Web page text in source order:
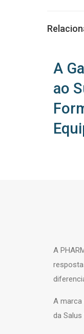
A
ao
A
A marca
da Salus